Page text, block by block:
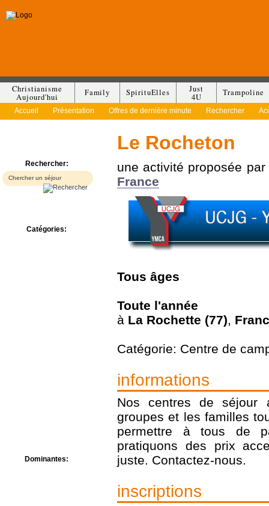
Christianisme
Aujourd'hui
Family SpirituElles
Just
4U
Trampoline
Accueil Présentation Offres de dernière minute Rechercher
Rechercher:
Catégories:
Dominantes:
Le Rocheton
une activité proposée par
France
Tous âges
Toute l'année
à La Rochette (77),
Catégorie: Centre de
informations
Nos centres de séjour
groupes et les familles
permettre à tous de
pratiquons des prix
juste. Contactez-nous.
inscriptions